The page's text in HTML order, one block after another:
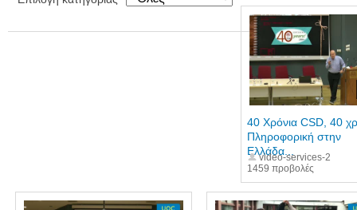
1459 προβολές
40 Χρόνια CSD, 40
Πληροφορική στην
Ελλάδα...
video-services-2